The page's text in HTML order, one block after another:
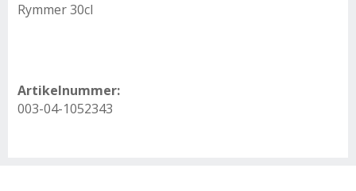
Rymmer 30cl
Artikelnummer:
003-04-1052343